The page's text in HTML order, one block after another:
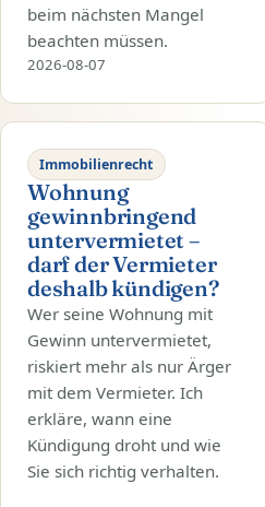
beim nächsten Mangel
beachten müssen.
2026-08-07
Immobilienrecht
Wohnung
gewinnbringend
untervermietet –
darf der Vermieter
deshalb kündigen?
Wer seine Wohnung mit
Gewinn untervermietet,
riskiert mehr als nur Ärger
mit dem Vermieter. Ich
erkläre, wann eine
Kündigung droht und wie
Sie sich richtig verhalten.